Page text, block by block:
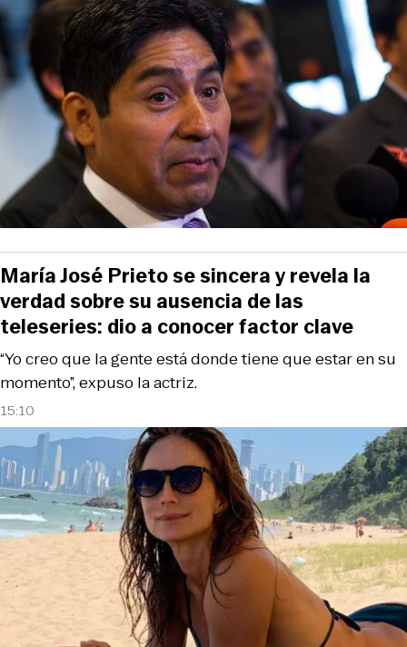
15:10
“Yo creo que la gente está donde tiene que estar en su
momento”, expuso la actriz.
María José Prieto se sincera y revela la
verdad sobre su ausencia de las
teleseries: dio a conocer factor clave